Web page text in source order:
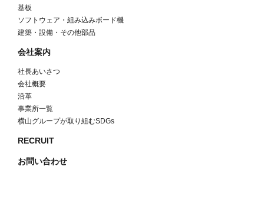
基板
ソフトウェア・組み込みボード機
建築・設備・その他部品
会社案内
社長あいさつ
会社概要
沿革
事業所一覧
横山グループが取り組むSDGs
RECRUIT
お問い合わせ